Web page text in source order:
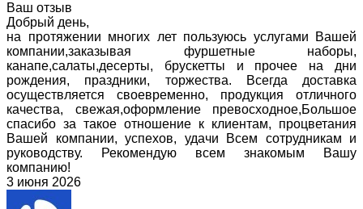
Ваш отзыв
Добрый день,
на протяжении многих лет пользуюсь услугами Вашей
компании,заказывая фуршетные наборы,
канапе,салаты,десерты, брускетты и прочее на дни
рождения, праздники, торжества. Всегда доставка
осуществляется своевременно, продукция отличного
качества, свежая,оформление превосходное,Большое
спасибо за такое отношение к клиентам, процветания
Вашей компании, успехов, удачи Всем сотрудникам и
руководству. Рекомендую всем знакомым Вашу
компанию!
3 июня 2026